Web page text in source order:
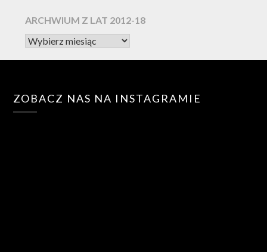
ARCHWIUM Z LAT 2012-18
ZOBACZ NAS NA INSTAGRAMIE